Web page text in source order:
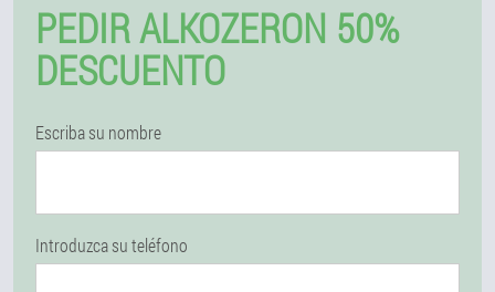
PEDIR ALKOZERON 50%
DESCUENTO
Escriba su nombre
Introduzca su teléfono